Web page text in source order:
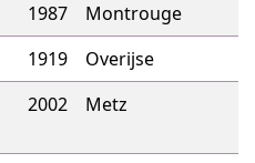
1987
Montrouge
1919
Overijse
2002 Metz